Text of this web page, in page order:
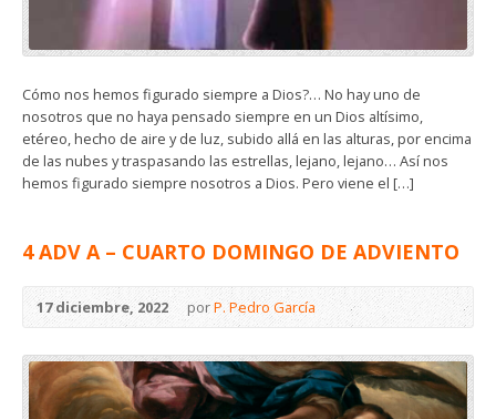
Cómo nos hemos figurado siempre a Dios?… No hay uno de
nosotros que no haya pensado siempre en un Dios altísimo,
etéreo, hecho de aire y de luz, subido allá en las alturas, por encima
de las nubes y traspasando las estrellas, lejano, lejano… Así nos
hemos figurado siempre nosotros a Dios. Pero viene el […]
4 ADV A – CUARTO DOMINGO DE ADVIENTO
17 diciembre, 2022 porP. Pedro García